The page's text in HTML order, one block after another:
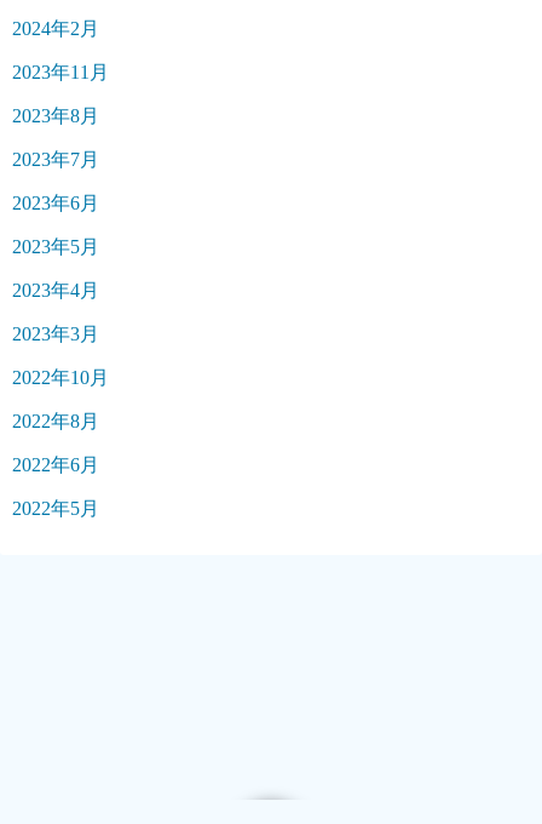
2024年2月
2023年11月
2023年8月
2023年7月
2023年6月
2023年5月
2023年4月
2023年3月
2022年10月
2022年8月
2022年6月
2022年5月